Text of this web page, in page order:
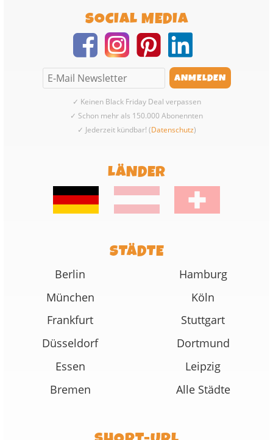
SOCIAL MEDIA
✓ Keinen Black Friday Deal verpassen
✓ Schon mehr als 150.000 Abonennten
✓ Jederzeit kündbar! (Datenschutz)
LÄNDER
STÄDTE
Berlin
Hamburg
München
Köln
Frankfurt
Stuttgart
Düsseldorf
Dortmund
Essen
Leipzig
Bremen
Alle Städte